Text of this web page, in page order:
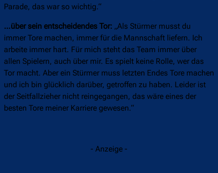
Parade, das war so wichtig.“
…über sein entscheidendes Tor: „Als Stürmer musst du
immer Tore machen, immer für die Mannschaft liefern. Ich
arbeite immer hart. Für mich steht das Team immer über
allen Spielern, auch über mir. Es spielt keine Rolle, wer das
Tor macht. Aber ein Stürmer muss letzten Endes Tore machen
und ich bin glücklich darüber, getroffen zu haben. Leider ist
der Seitfallzieher nicht reingegangen, das wäre eines der
besten Tore meiner Karriere gewesen.“
- Anzeige -